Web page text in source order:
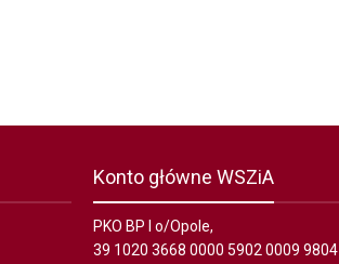
Konto główne WSZiA
PKO BP I o/Opole,
39 1020 3668 0000 5902 0009 9804